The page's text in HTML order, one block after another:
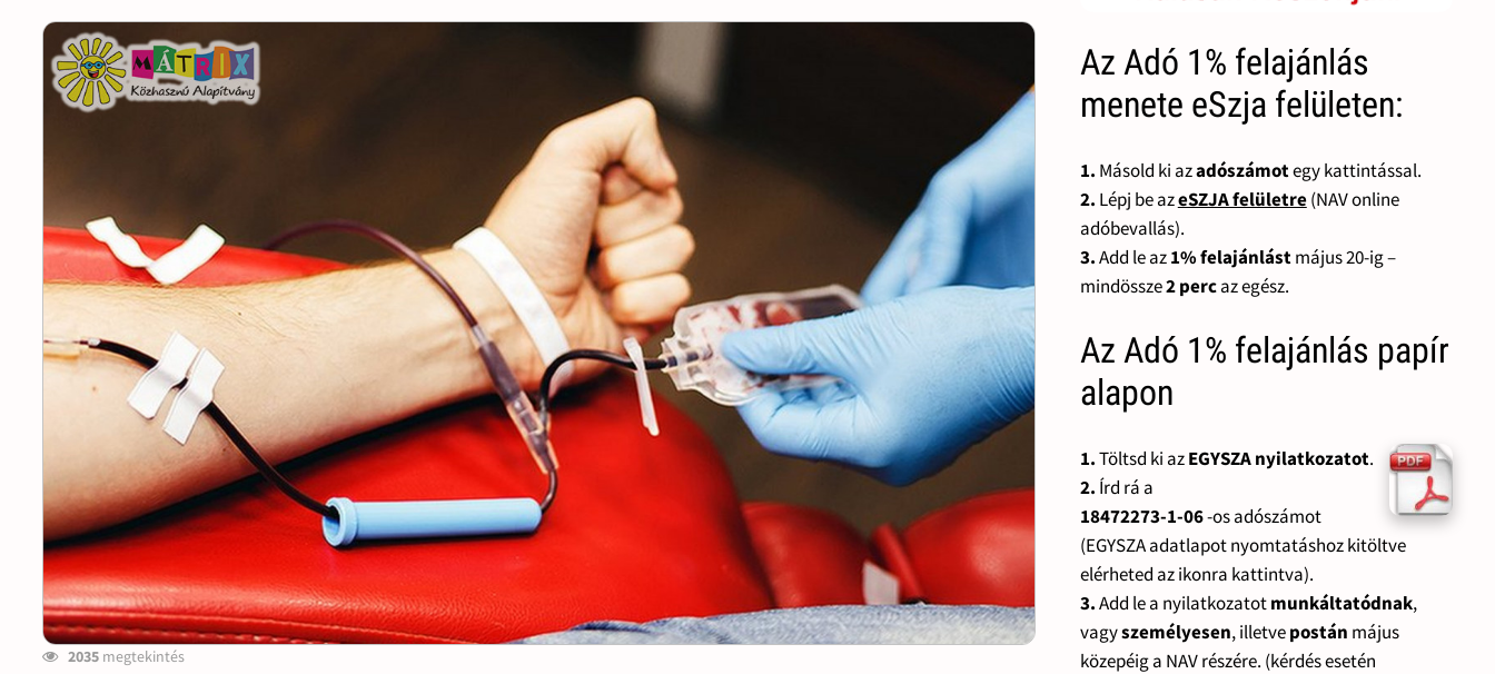
2035 megtekintés
Az Adó 1% felajánlás
menete eSzja felületen:
1. Másold ki azadószámotegy kattintással.
2. Lépj be azeSZJA felületre(NAV online
adóbevallás).
3.Add le az1% felajánlástmájus 20-ig –
mindössze2 percaz egész.
Az Adó 1% felajánlás papír
alapon
1.Töltsd ki azEGYSZA nyilatkozatot.
2. Írd rá a
18472273-1-06-os adószámot
(EGYSZA adatlapot nyomtatáshoz kitöltve
elérheted az ikonra kattintva).
3.Add le a nyilatkozatotmunkáltatódnak,
vagyszemélyesen, illetvepostán május
közepéig a NAV részére. (kérdés esetén